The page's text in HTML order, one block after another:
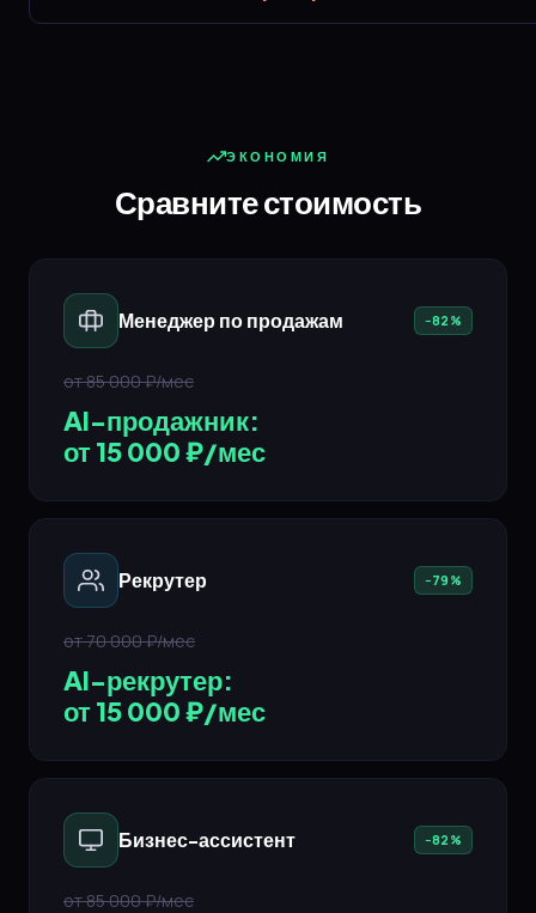
ЭКОНОМИЯ
Сравните стоимость
Менеджер по продажам −82%
от 85 000 ₽/мес
AI-продажник:
от 15 000 ₽/мес
Рекрутер −79%
от 70 000 ₽/мес
AI-рекрутер:
от 15 000 ₽/мес
Бизнес-ассистент −82%
от 85 000 ₽/мес